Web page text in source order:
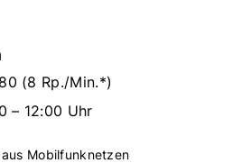
(8 Rp./Min.*)
– 12:00 Uhr
Mobilfunknetzen